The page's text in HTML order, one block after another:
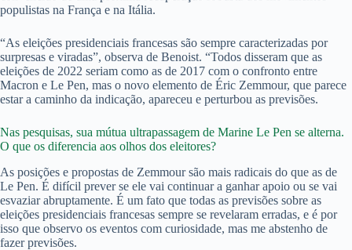
populistas na França e na Itália.
“As eleições presidenciais francesas são sempre caracterizadas por
surpresas e viradas”, observa de Benoist. “Todos disseram que as
eleições de 2022 seriam como as de 2017 com o confronto entre
Macron e Le Pen, mas o novo elemento de Éric Zemmour, que parece
estar a caminho da indicação, apareceu e perturbou as previsões.
Nas pesquisas, sua mútua ultrapassagem de Marine Le Pen se alterna.
O que os diferencia aos olhos dos eleitores?
As posições e propostas de Zemmour são mais radicais do que as de
Le Pen. É difícil prever se ele vai continuar a ganhar apoio ou se vai
esvaziar abruptamente. É um fato que todas as previsões sobre as
eleições presidenciais francesas sempre se revelaram erradas, e é por
isso que observo os eventos com curiosidade, mas me abstenho de
fazer previsões.